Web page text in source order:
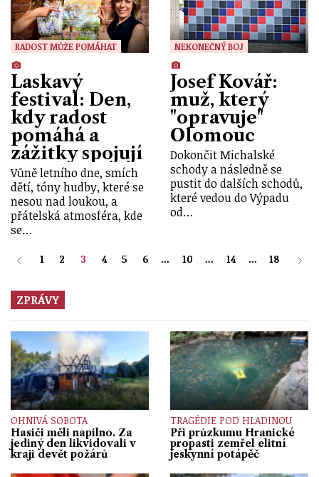
RADOST MŮŽE POMÁHAT
Laskavý
festival: Den,
kdy radost
pomáhá a
zážitky spojují
Vůně letního dne, smích
dětí, tóny hudby, které se
nesou nad loukou, a
přátelská atmosféra, kde
se…
NEKONEČNÝ BOJ
Josef Kovář:
muž, který
"opravuje"
Olomouc
Dokončit Michalské
schody a následně se
pustit do dalších schodů,
které vedou do Výpadu
od…
1 2 3 4 5 6 ... 10 ... 14 ... 18
ZPRÁVY
OHNIVÁ SOBOTA
Hasiči měli napilno. Za
jediný den likvidovali v
kraji devět požárů
TRAGÉDIE POD HLADINOU
Při průzkumu Hranické
propasti zemřel elitní
jeskynní potápěč